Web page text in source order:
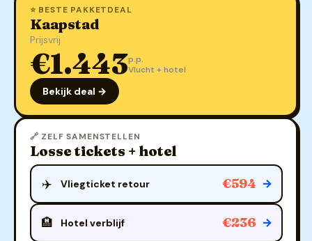
⭐ BESTE PAKKETDEAL
Kaapstad
Prijsvrij
€1.443p.p.
Vlucht + hotel
Bekijk deal →
🔗 ZELF SAMENSTELLEN
Losse tickets + hotel
✈️ Vliegticket retour €594 →
🏨 Hotel verblijf €236 →